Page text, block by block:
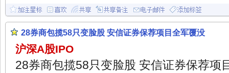
28券商包揽58只变脸股 安信证券保荐项目全军覆没
沪深A股IPO
28券商包揽58只变脸股 安信证券保荐项